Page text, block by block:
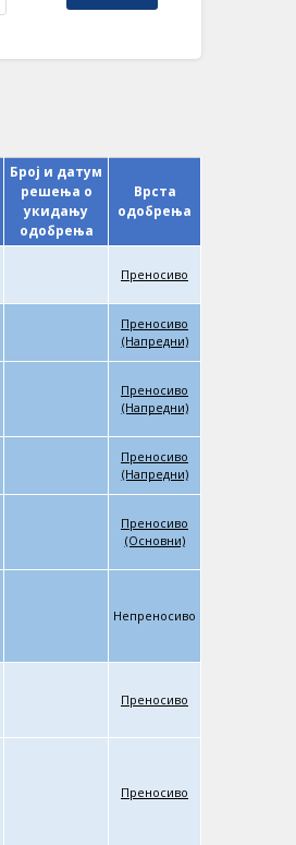
Број и датум
решења о
укидању
одобрења
Врста
одобрења
Преносиво
Преносиво
(Напредни)
Преносиво
(Напредни)
Преносиво
(Напредни)
Преносиво
(Основни)
Непреносиво
Преносиво
Преносиво